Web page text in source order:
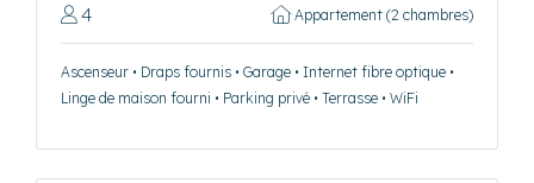
4 Appartement (2 chambres)
Ascenseur • Draps fournis • Garage • Internet fibre optique •
Linge de maison fourni • Parking privé • Terrasse • WiFi